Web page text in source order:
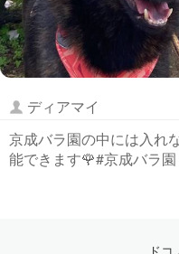
ディアマイ
京成バラ園の中には入れ
能できます🌹#京成バラ園